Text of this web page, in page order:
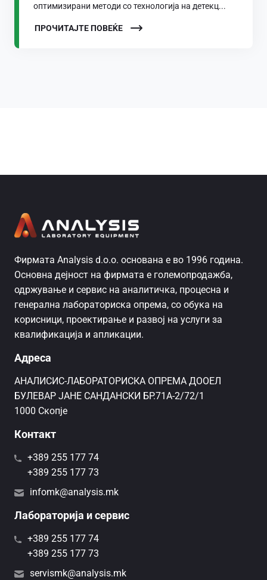
оптимизирани методи со технологија на детекц...
ПРОЧИТАЈТЕ ПОВЕЌЕ
Фирмата Analysis d.o.o. основана е во 1996 година.
Основна дејност на фирмата е големопродажба,
одржување и сервис на аналитичка, процесна и
генерална лабораториска опрема, со обука на
корисници, проектирање и развој на услуги за
квалификација и апликации.
Адреса
AНАЛИСИС-ЛАБОРАТОРИСКА ОПРЕМА ДООЕЛ
БУЛЕВАР ЈАНЕ САНДАНСКИ БР.71А-2/72/1
1000 Скопје
Контакт
+389 255 177 74
+389 255 177 73
infomk@analysis.mk
Лабораторија и сервис
+389 255 177 74
+389 255 177 73
servismk@analysis.mk